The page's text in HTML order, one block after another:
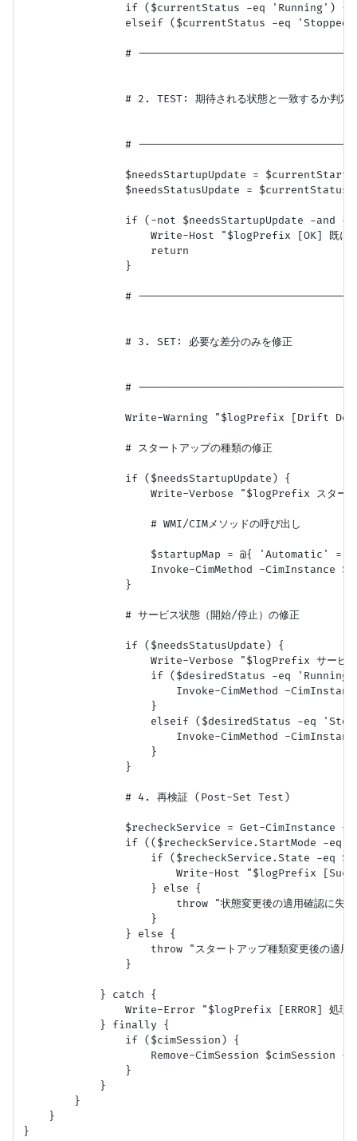
if ($currentStatus -eq 'Running') {
elseif ($currentStatus -eq
#
                # 2. TEST: 期待される状態と一致するか判定
#
$needsStartupUpdate =
$needsStatusUpdate = $currentStatus
if (-not $needsStartupUpdate -and -
Write-Host "$logPrefix [OK] 既に
                    return
                }
#
                # 3. SET: 必要な差分のみを修正
#
Write-Warning "$logPrefix [Drift
                # スタートアップの種類の修正
                if ($needsStartupUpdate) {
Write-Verbose "$logPrefix スタート
                    # WMI/CIMメソッドの呼び出し
$startupMap = @{ 'Automatic' =
Invoke-CimMethod -CimInstance
                }
                # サービス状態（開始/停止）の修正
                if ($needsStatusUpdate) {
Write-Verbose "$logPrefix サービ
if ($desiredStatus -eq
Invoke-CimMethod -
                    }
elseif ($desiredStatus -eq
Invoke-CimMethod -
                    }
                }
                # 4. 再検証 (Post-Set Test)
$recheckService = Get-CimInstance
if (($recheckService.StartMode -eq
if ($recheckService.State -eq
Write-Host "$logPrefix
                    } else {
throw "状態変更後の適用確認に失
                    }
                } else {
throw "スタートアップ種類変更後の適用
                }
            } catch {
Write-Error "$logPrefix [ERROR] 処理に
            } finally {
                if ($cimSession) {
Remove-CimSession $cimSession -
                }
            }
        }
    }